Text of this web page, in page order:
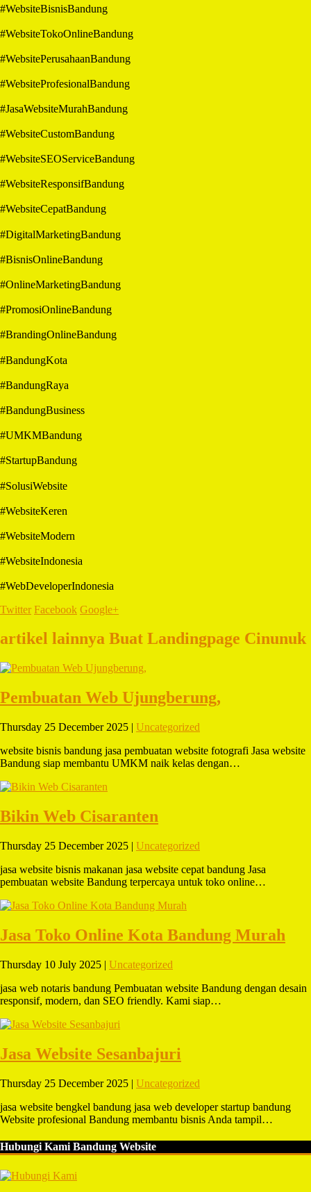
#WebsiteBisnisBandung
#WebsiteTokoOnlineBandung
#WebsitePerusahaanBandung
#WebsiteProfesionalBandung
#JasaWebsiteMurahBandung
#WebsiteCustomBandung
#WebsiteSEOServiceBandung
#WebsiteResponsifBandung
#WebsiteCepatBandung
#DigitalMarketingBandung
#BisnisOnlineBandung
#OnlineMarketingBandung
#PromosiOnlineBandung
#BrandingOnlineBandung
#BandungKota
#BandungRaya
#BandungBusiness
#UMKMBandung
#StartupBandung
#SolusiWebsite
#WebsiteKeren
#WebsiteModern
#WebsiteIndonesia
#WebDeveloperIndonesia
Twitter Facebook Google+
artikel lainnya Buat Landingpage Cinunuk
Pembuatan Web Ujungberung,
Thursday 25 December 2025 | Uncategorized
website bisnis bandung jasa pembuatan website fotografi Jasa website
Bandung siap membantu UMKM naik kelas dengan…
Bikin Web Cisaranten
Thursday 25 December 2025 | Uncategorized
jasa website bisnis makanan jasa website cepat bandung Jasa
pembuatan website Bandung terpercaya untuk toko online…
Jasa Toko Online Kota Bandung Murah
Thursday 10 July 2025 | Uncategorized
jasa web notaris bandung Pembuatan website Bandung dengan desain
responsif, modern, dan SEO friendly. Kami siap…
Jasa Website Sesanbajuri
Thursday 25 December 2025 | Uncategorized
jasa website bengkel bandung jasa web developer startup bandung
Website profesional Bandung membantu bisnis Anda tampil…
Hubungi Kami Bandung Website